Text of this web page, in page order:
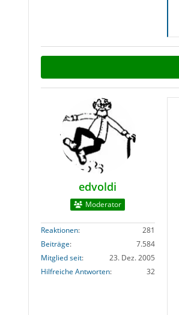
edvoldi
Moderator
Reaktionen
281
Beiträge
7.584
Mitglied seit
23. Dez. 2005
Hilfreiche Antworten
32